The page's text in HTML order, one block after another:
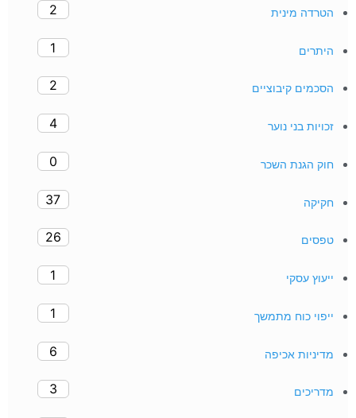
הטרדה מינית 2
היתרים 1
הסכמים קיבוציים 2
זכויות בני נוער 4
חוק הגנת השכר 0
חקיקה 37
טפסים 26
ייעוץ עסקי 1
ייפוי כוח מתמשך 1
מדיניות אכיפה 6
מדריכים 3